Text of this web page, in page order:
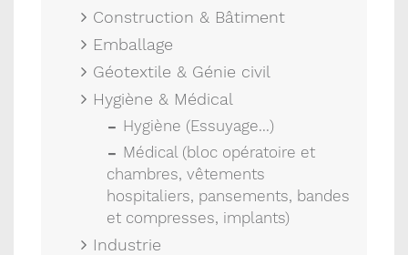
Construction & Bâtiment
Emballage
Géotextile & Génie civil
Hygiène & Médical
Hygiène (Essuyage...)
Médical (bloc opératoire et
chambres, vêtements
hospitaliers, pansements, bandes
et compresses, implants)
Industrie